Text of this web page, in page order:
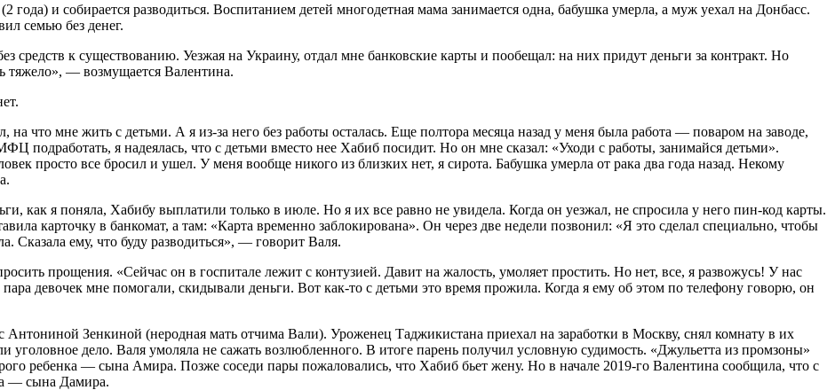
года) и собирается разводиться. Воспитанием детей многодетная мама занимается одна, бабушка умерла, а муж уехал на Донбасс.
семью без денег.
средств к существованию. Уезжая на Украину, отдал мне банковские карты и пообещал: на них придут деньги за контракт. Но
тяжело», — возмущается Валентина.
что мне жить с детьми. А я из-за него без работы осталась. Еще полтора месяца назад у меня была работа — поваром на заводе,
подработать, я надеялась, что с детьми вместо нее Хабиб посидит. Но он мне сказал: «Уходи с работы, занимайся детьми».
просто все бросил и ушел. У меня вообще никого из близких нет, я сирота. Бабушка умерла от рака два года назад. Некому
как я поняла, Хабибу выплатили только в июле. Но я их все равно не увидела. Когда он уезжал, не спросила у него пин-код карты.
карточку в банкомат, а там: «Карта временно заблокирована». Он через две недели позвонил: «Я это сделал специально, чтобы
Сказала ему, что буду разводиться», — говорит Валя.
прощения. «Сейчас он в госпитале лежит с контузией. Давит на жалость, умоляет простить. Но нет, все, я развожусь! У нас
девочек мне помогали, скидывали деньги. Вот как-то с детьми это время прожила. Когда я ему об этом по телефону говорю, он
Зенкиной (неродная мать отчима Вали). Уроженец Таджикистана приехал на заработки в Москву, снял комнату в их
уголовное дело. Валя умоляла не сажать возлюбленного. В итоге парень получил условную судимость. «Джульетта из промзоны»
ребенка — сына Амира. Позже соседи пары пожаловались, что Хабиб бьет жену. Но в начале 2019-го Валентина сообщила, что с
— сына Дамира.